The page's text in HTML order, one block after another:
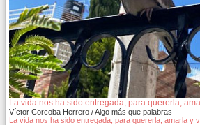
La vida nos ha sido entregada; para quererla,
Víctor Corcoba Herrero / Algo más que palabras
La vida nos ha sido entregada; para quererla, amarla y